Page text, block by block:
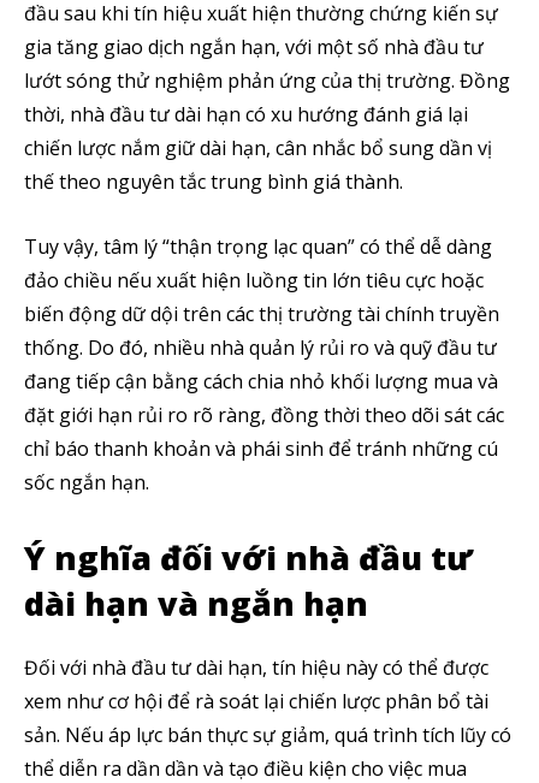
đầu sau khi tín hiệu xuất hiện thường chứng kiến sự
gia tăng giao dịch ngắn hạn, với một số nhà đầu tư
lướt sóng thử nghiệm phản ứng của thị trường. Đồng
thời, nhà đầu tư dài hạn có xu hướng đánh giá lại
chiến lược nắm giữ dài hạn, cân nhắc bổ sung dần vị
thế theo nguyên tắc trung bình giá thành.
Tuy vậy, tâm lý “thận trọng lạc quan” có thể dễ dàng
đảo chiều nếu xuất hiện luồng tin lớn tiêu cực hoặc
biến động dữ dội trên các thị trường tài chính truyền
thống. Do đó, nhiều nhà quản lý rủi ro và quỹ đầu tư
đang tiếp cận bằng cách chia nhỏ khối lượng mua và
đặt giới hạn rủi ro rõ ràng, đồng thời theo dõi sát các
chỉ báo thanh khoản và phái sinh để tránh những cú
sốc ngắn hạn.
Ý nghĩa đối với nhà đầu tư
dài hạn và ngắn hạn
Đối với nhà đầu tư dài hạn, tín hiệu này có thể được
xem như cơ hội để rà soát lại chiến lược phân bổ tài
sản. Nếu áp lực bán thực sự giảm, quá trình tích lũy có
thể diễn ra dần dần và tạo điều kiện cho việc mua